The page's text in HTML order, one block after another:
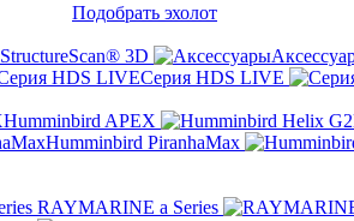
Подобрать эхолот
StructureScan® 3D
Серия HDS LIVE
Humminbird APEX
Humminbird PiranhaMax
RAYMARINE a Series